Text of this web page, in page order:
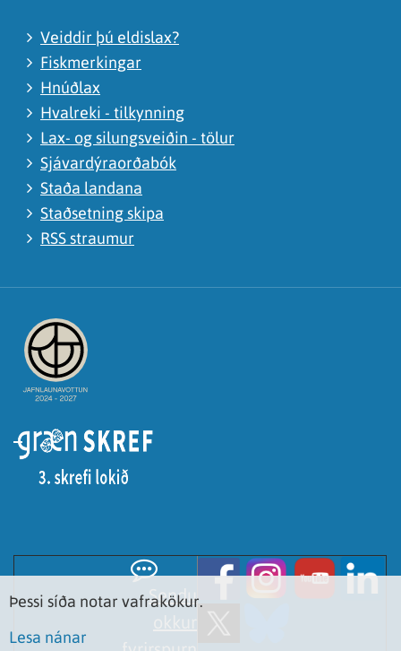
Veiddir þú eldislax?
Fiskmerkingar
Hnúðlax
Hvalreki - tilkynning
Lax- og silungsveiðin - tölur
Sjávardýraorðabók
Staða landana
Staðsetning skipa
RSS straumur
Sendu
Þessi síða notar vafrakökur.
Lesa nánar